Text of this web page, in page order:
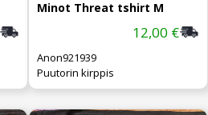
Minot Threat tshirt M
12,00 €
Anon921939
Puutorin kirppis